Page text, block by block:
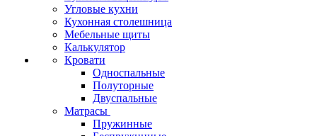
Угловые кухни
Кухонная столешница
Мебельные щиты
Калькулятор
Кровати
Односпальные
Полуторные
Двуспальные
Матрасы
Пружинные